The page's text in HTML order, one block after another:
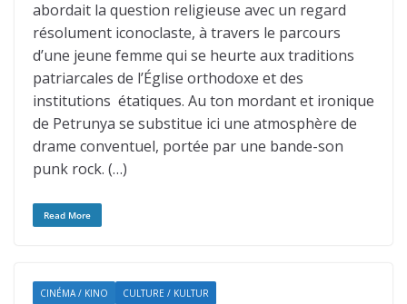
abordait la question religieuse avec un regard
résolument iconoclaste, à travers le parcours
d’une jeune femme qui se heurte aux traditions
patriarcales de l’Église orthodoxe et des
institutions étatiques. Au ton mordant et ironique
de Petrunya se substitue ici une atmosphère de
drame conventuel, portée par une bande-son
punk rock. (…)
Read More
CINÉMA / KINO CULTURE / KULTUR